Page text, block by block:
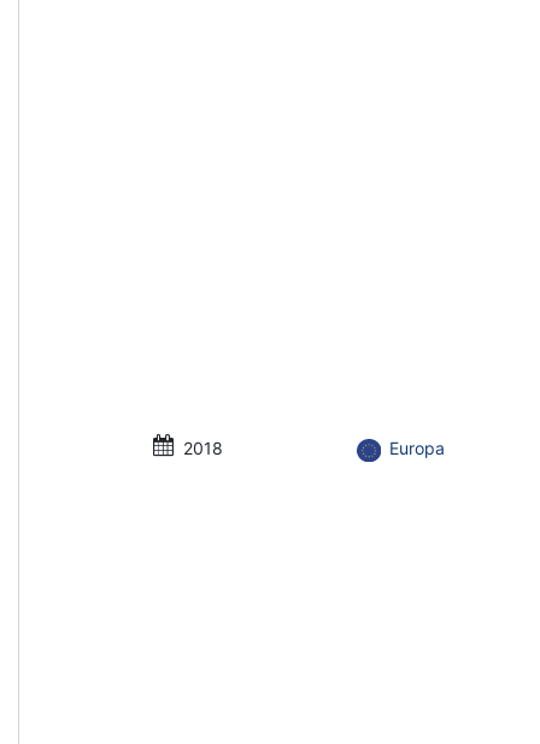
2018 Europa